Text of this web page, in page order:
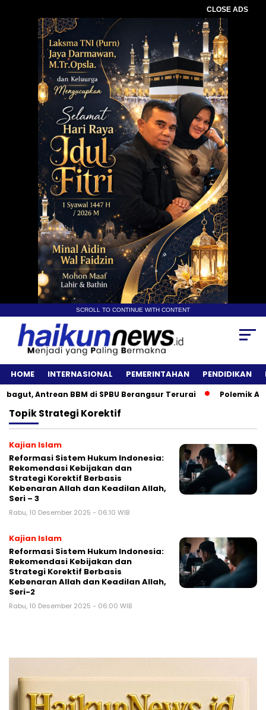
CLOSE ADS
SCROLL TO CONTINUE WITH CONTENT
HOME INTERNASIONAL PEMERINTAHAN PENDIDIKAN
Antrean BBM di SPBU Berangsur Terurai Polemik
TopikStrategi Korektif
Kajian Islam
Reformasi Sistem Hukum Indonesia:
Rekomendasi Kebijakan dan
Strategi Korektif Berbasis
Kebenaran Allah dan Keadilan Allah,
Seri – 3
Rabu, 10 Desember 2025 - 06:10 WIB
Kajian Islam
Reformasi Sistem Hukum Indonesia:
Rekomendasi Kebijakan dan
Strategi Korektif Berbasis
Kebenaran Allah dan Keadilan Allah,
Seri-2
Rabu, 10 Desember 2025 - 06:00 WIB